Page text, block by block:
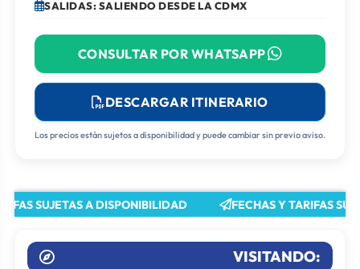
SALIDAS: SALIENDO DESDE LA CDMX
CONSULTAR POR WHATSAPP
DESCARGAR ITINERARIO
Los precios están sujetos a disponibilidad y puede cambiar sin previo aviso.
SUJETAS A DISPONIBILIDAD FECHAS Y TARIFAS
VISITANDO: